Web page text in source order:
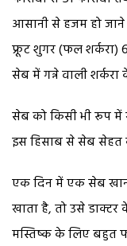
आसानी से हजम हो
फ्रूट शुगर (फल शर्करा)
सेब में गन्ने वाली
सेब को किसी भी रूप में
इस हिसाब से सेब
एक दिन में एक सेब
खाता है, तो उसे
मस्तिष्क के लिए बहुत